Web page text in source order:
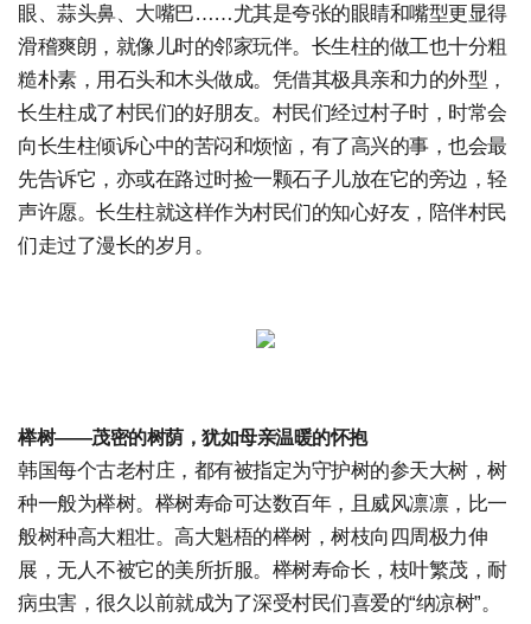
眼、蒜头鼻、大嘴巴……尤其是夸张的眼睛和嘴型更显得
滑稽爽朗，就像儿时的邻家玩伴。长生柱的做工也十分粗
糙朴素，用石头和木头做成。凭借其极具亲和力的外型，
长生柱成了村民们的好朋友。村民们经过村子时，时常会
向长生柱倾诉心中的苦闷和烦恼，有了高兴的事，也会最
先告诉它，亦或在路过时捡一颗石子儿放在它的旁边，轻
声许愿。长生柱就这样作为村民们的知心好友，陪伴村民
们走过了漫长的岁月。
榉树——茂密的树荫，犹如母亲温暖的怀抱
韩国每个古老村庄，都有被指定为守护树的参天大树，树
种一般为榉树。榉树寿命可达数百年，且威风凛凛，比一
般树种高大粗壮。高大魁梧的榉树，树枝向四周极力伸
展，无人不被它的美所折服。榉树寿命长，枝叶繁茂，耐
病虫害，很久以前就成为了深受村民们喜爱的“纳凉树”。